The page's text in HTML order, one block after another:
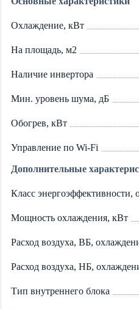
Охлаждение, кВт
На площадь, м2
Наличие инвертора
Мин. уровень шума, дБ
Обогрев, кВт
Управление по Wi-Fi
Дополнительные
Класс энергоэффективности,
Мощность охлаждения, кВт
Расход воздуха, ВБ,
Расход воздуха, НБ,
Тип внутреннего блока